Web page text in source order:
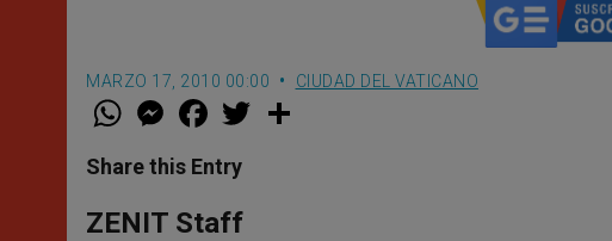
MARZO 17, 2010 00:00 CIUDAD DEL VATICANO
W
t
s
p
M
e
s
e
g
F
a
e
b
o
w
Share this Entry
ZENIT Staff